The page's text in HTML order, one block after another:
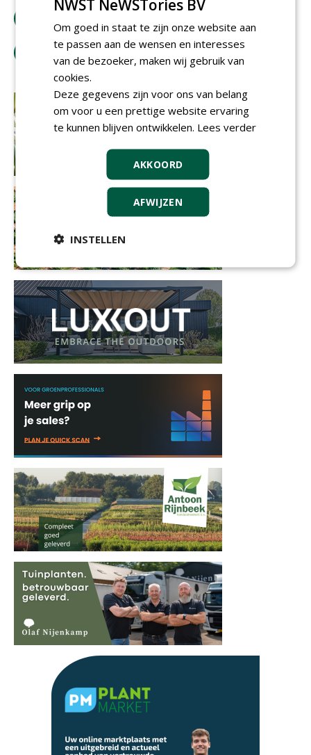
tip de redactie
NWST NeWSTories BV
Om goed in staat te zijn onze website aan
te passen aan de wensen en interesses
van de bezoeker, maken wij gebruik van
cookies.
Deze gegevens zijn voor ons van belang
om voor u een prettige website ervaring
te kunnen blijven ontwikkelen. Lees verder
AKKOORD
AFWIJZEN
INSTELLEN